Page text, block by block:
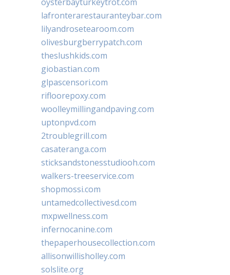
lafronterarestauranteybar.com
lilyandrosetearoom.com
olivesburgberrypatch.com
theslushkids.com
giobastian.com
glpascensori.com
rifloorepoxy.com
woolleymillingandpaving.com
uptonpvd.com
2troublegrill.com
casateranga.com
sticksandstonesstudiooh.com
walkers-treeservice.com
shopmossi.com
untamedcollectivesd.com
mxpwellness.com
infernocanine.com
thepaperhousecollection.com
allisonwillisholley.com
solslite.org